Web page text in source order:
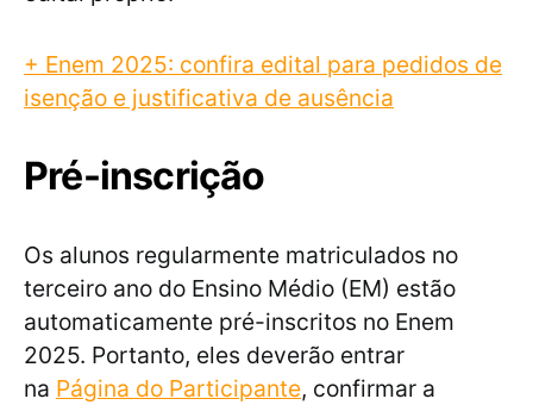
+ Enem 2025: confira edital para pedidos de
isenção e justificativa de ausência
Pré-inscrição
Os alunos regularmente matriculados no
terceiro ano do Ensino Médio (EM) estão
automaticamente pré-inscritos no Enem
2025. Portanto, eles deverão entrar
na Página do Participante, confirmar a